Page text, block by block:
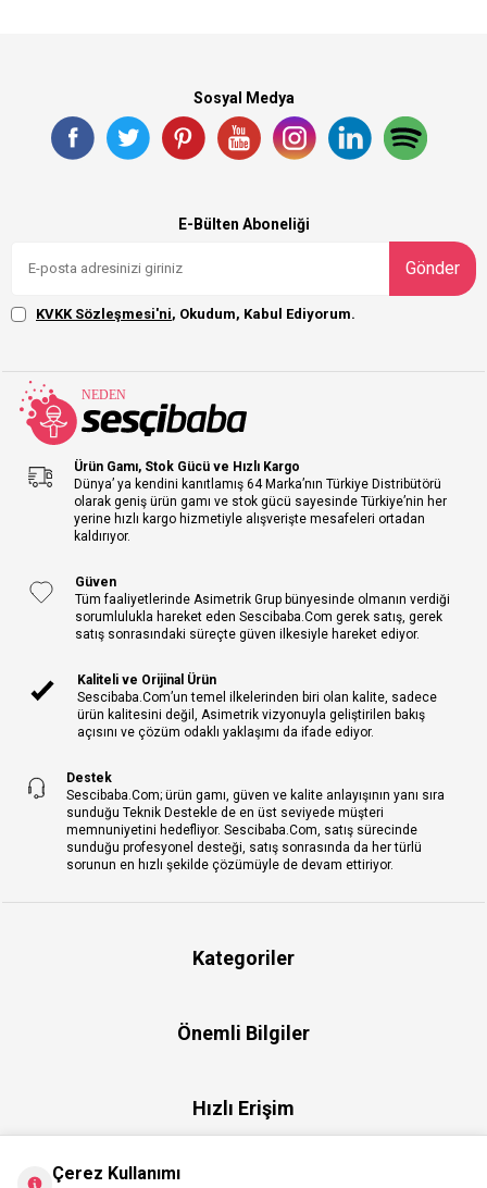
Sosyal Medya
E-Bülten Aboneliği
Gönder
KVKK Sözleşmesi'ni, Okudum, Kabul Ediyorum.
Ürün Gamı, Stok Gücü ve Hızlı Kargo
Dünya’ ya kendini kanıtlamış 64 Marka’nın Türkiye Distribütörü
olarak geniş ürün gamı ve stok gücü sayesinde Türkiye’nin her
yerine hızlı kargo hizmetiyle alışverişte mesafeleri ortadan
kaldırıyor.
Güven
Tüm faaliyetlerinde Asimetrik Grup bünyesinde olmanın verdiği
sorumlulukla hareket eden Sescibaba.Com gerek satış, gerek
satış sonrasındaki süreçte güven ilkesiyle hareket ediyor.
Kaliteli ve Orijinal Ürün
Sescibaba.Com’un temel ilkelerinden biri olan kalite, sadece
ürün kalitesini değil, Asimetrik vizyonuyla geliştirilen bakış
açısını ve çözüm odaklı yaklaşımı da ifade ediyor.
Destek
Sescibaba.Com; ürün gamı, güven ve kalite anlayışının yanı sıra
sunduğu Teknik Destekle de en üst seviyede müşteri
memnuniyetini hedefliyor. Sescibaba.Com, satış sürecinde
sunduğu profesyonel desteği, satış sonrasında da her türlü
sorunun en hızlı şekilde çözümüyle de devam ettiriyor.
Kategoriler
Önemli Bilgiler
Hızlı Erişim
Çerez Kullanımı